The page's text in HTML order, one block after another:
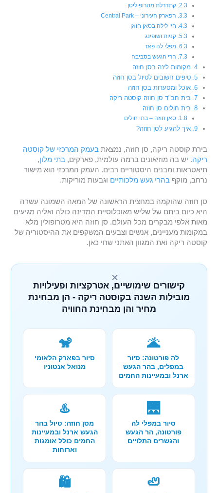
קתדרלת מטרופוליטן
הפארק העירוני – Central Park
חיי לילה בסאן חואן
קניות ושופינג
מפלי לה פאז
הרי הגעש בסביבה
מקומות לינה בסן חוזה
טיפים חשובים לטיול בסן חוזה
אוכל ומסעדות בסן חוזה
בית חב"ד סן חוזה קוסטה ריקה
בית חולים סן חוזה
סאן חוזה – בתי חולים
איך להגיע לסן חוזה?
בירת קוסטה ריקה, סן חוזה, נמצאת בעמק המרכזי של קוסטה
ריקה. יש בה מוזיאונים ברמה עולמית, פארקים, בתי מלון,
תיאטראות ומבנים היסטוריים רבים. העמק המרכזי הוא מישור
נרחב, מוקף בהרי געש מלכותיים וגבעות מוריקות.
סן חוזה שהוקמה במחצית הראשונה של המאה השמונה עשרה
היא כיום ביתם של שליש מאוכלוסיית המדינה כולה ואליה מגיעים
מאות אלפי מבקרים מכל העולם. סן חוזה היא מטרופולין מלא
במקומות מעניינים, אנשים וצבעים המשקפים את ההיסטוריה של
קוסטה ריקה ואת המגוון האתני שחי כאן.
×
קישורים שימושיים, אטרקציות ופעילויות
מובילות השנה בקוסטה ריקה - הן מבחינת
מחיר והן מבחינת החוויה
🌋
לה פורטונה: סיור
במפלים, בהר הגעש
ארנל ובמעיינות החמים
🐒
סיור בפארק הלאומי
מנואל אנטוניו
🌉
סיור במפלי לה
פורטונה, הר הגעש
והגשרים התלויים
♨️
מסן חוזה: טיול בהר
הגעש ארנל ובמעיינות
החמים כולל אומגות
וארוחות
🦥
🛍️